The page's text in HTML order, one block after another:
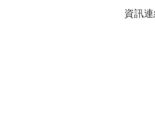
資訊